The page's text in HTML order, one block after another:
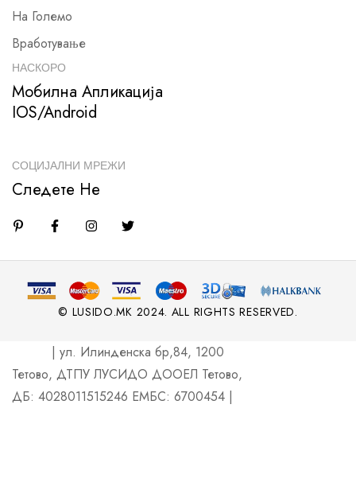
На Големо
Вработување
НАСКОРО
Мобилна Апликација
IOS/Android
СОЦИЈАЛНИ МРЕЖИ
Следете Не
© LUSIDO.MK 2024. ALL RIGHTS RESERVED.
| ул. Илинденска бр,84, 1200
Тетово, ДТПУ ЛУСИДО ДООЕЛ Тетово,
ДБ: 4028011515246 ЕМБС: 6700454 |